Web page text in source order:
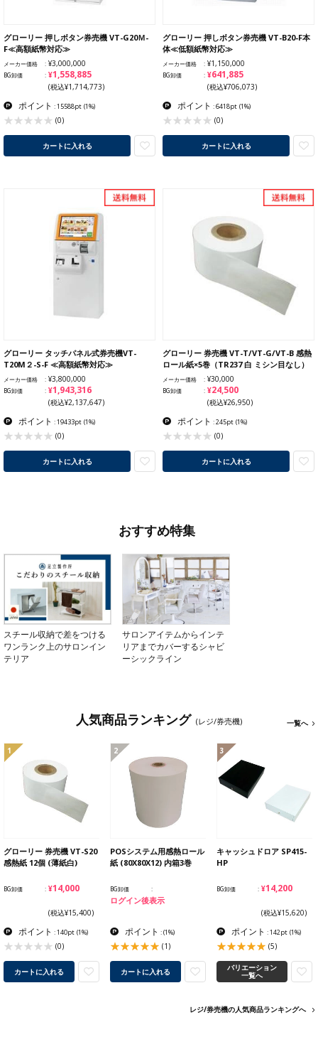
グローリー 押しボタン券売機 VT-G20Ｍ-
F≪高額紙幣対応≫
メーカー価格 ¥3,000,000
BG卸価 ¥1,558,885
(税込¥1,714,773)
ポイント : 15588pt (1%)
(0)
カートに入れる
グローリー 押しボタン券売機 VT-B20-F本
体≪低額紙幣対応≫
メーカー価格 ¥1,150,000
BG卸価 ¥641,885
(税込¥706,073)
ポイント : 6418pt (1%)
(0)
カートに入れる
グローリー タッチパネル式券売機VT-
T20M２-S-F ≪高額紙幣対応≫
メーカー価格 ¥3,800,000
BG卸価 ¥1,943,316
(税込¥2,137,647)
ポイント : 19433pt (1%)
(0)
カートに入れる
グローリー 券売機 VT-T/VT-G/VT-B 感熱
ロール紙×5巻（TR237 白 ミシン目なし）
メーカー価格 ¥30,000
BG卸価 ¥24,500
(税込¥26,950)
ポイント : 245pt (1%)
(0)
カートに入れる
おすすめ特集
スチール収納で差をつける
ワンランク上のサロンイン
テリア
サロンアイテムからインテ
リアまでカバーするシャビ
ーシックライン
人気商品ランキング (レジ/券売機) 一覧へ
1
グローリー 券売機 VT-S20
感熱紙 12個 (薄紙白)
BG卸価 ¥14,000
(税込¥15,400)
ポイント : 140pt (1%)
(0)
カートに入れる
2
POSシステム用感熱ロール
紙 (80X80X12) 内箱3巻
BG卸価
ログイン後表示
ポイント :(1%)
(1)
カートに入れる
3
キャッシュドロア SP415-
HP
BG卸価 ¥14,200
(税込¥15,620)
ポイント : 142pt (1%)
(5)
バリエーション
一覧へ
レジ/券売機の人気商品ランキングへ